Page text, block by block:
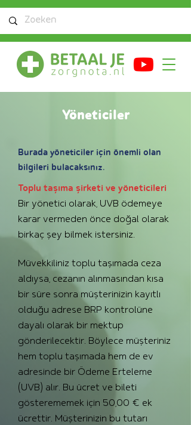
Yöneticiler
Burada yöneticiler için önemli olan
bilgileri bulacaksınız.
Toplu taşıma şirketi ve yöneticileri
Bir yönetici olarak, UVB ödemeye
karar vermeden önce doğal olarak
birkaç şey bilmek istersiniz.
Müvekkiliniz toplu taşımada ceza
aldıysa, cezanın alınmasından kısa
bir süre sonra müşterinizin kayıtlı
olduğu adrese BRP kontrolüne
dayalı olarak bir mektup
gönderilecektir. Böylece müşteriniz
hem toplu taşımada hem de ev
adresinde bir Ödeme Erteleme
(UVB) alır. Bu ücret ve bileti
gösterememek için 50,00 € ek
ücrettir. Müşterinizin bu tutarı